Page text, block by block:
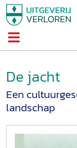
De jacht
Een
landschap